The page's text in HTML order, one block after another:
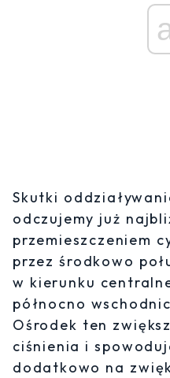
Skutki
odczujemy już
przemieszczeniem
przez środkowo
w kierunku
północno
Ośrodek ten
ciśnienia i
dodatkowo na